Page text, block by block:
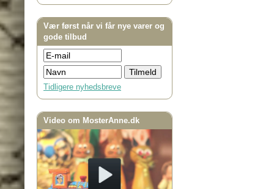
Vær først når vi får nye varer og
gode tilbud
Tidligere nyhedsbreve
Video om MosterAnne.dk